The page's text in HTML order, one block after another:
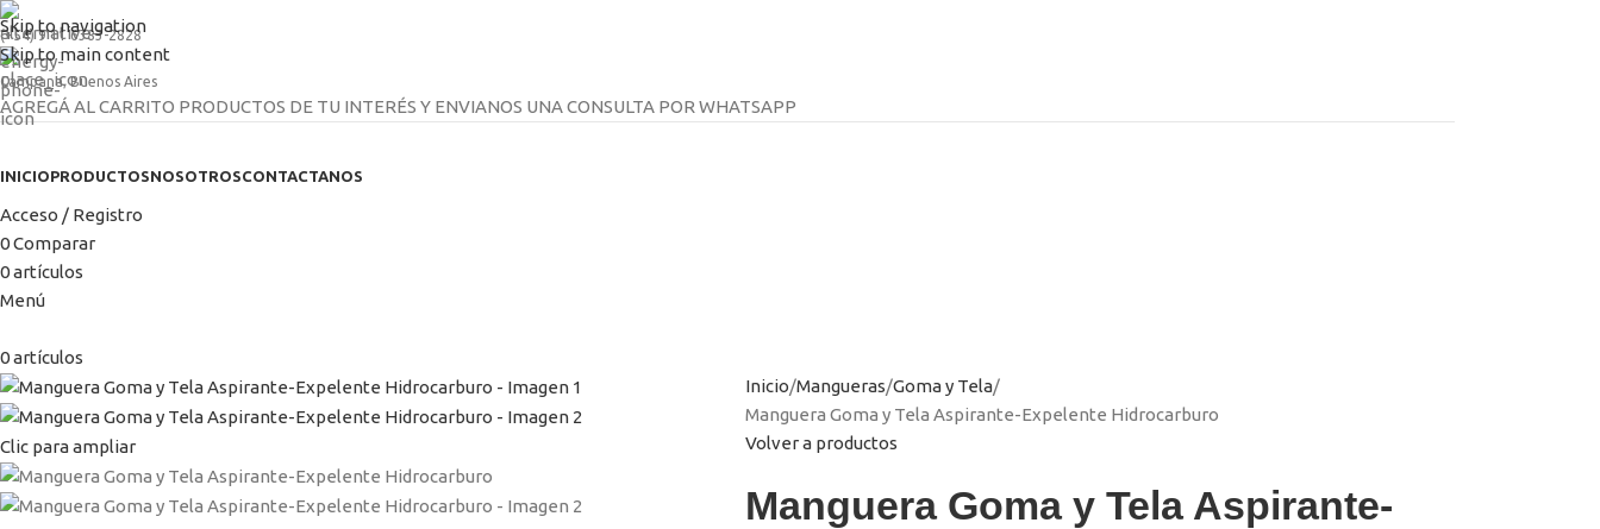
Skip to navigation
Skip to main content
(+54) 9 11 6383-2828
Campana, Buenos Aires
AGREGÁ AL CARRITO PRODUCTOS DE TU INTERÉS Y ENVIANOS UNA CONSULTA POR WHATSAPP
INICIOPRODUCTOSNOSOTROSCONTACTANOS
Acceso / Registro
0Comparar
0artículos
Menú
0artículos
Clic para ampliar
Inicio Mangueras Goma y Tela
Manguera Goma y Tela Aspirante-Expelente Hidrocarburo
Volver a productos
Manguera Goma y Tela Aspirante-